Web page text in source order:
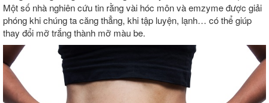
Một số nhà nghiên cứu tin rằng vài hóc môn và emzyme được giải
phóng khi chúng ta căng thẳng, khi tập luyện, lạnh… có thể giúp
thay đổi mỡ trắng thành mỡ màu be.